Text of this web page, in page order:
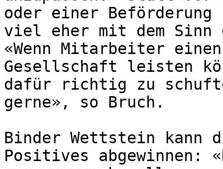
oder einer
viel eher mit dem
«Wenn Mitarbeiter
Gesellschaft leisten
dafür richtig zu
gerne», so Bruch.
Binder Wettstein kann
Positives abgewinnen: